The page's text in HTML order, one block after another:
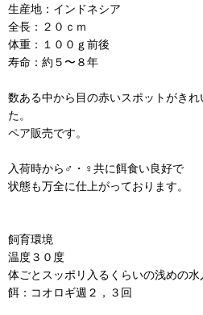
生産地：インドネシア
全長：２０ｃｍ
体重：１００ｇ前後
寿命：約５〜８年
数ある中から目の赤いスポットがき
た。
ペア販売です。
入荷時から♂・♀共に餌食い良好で
状態も万全に仕上がっております。
飼育環境
温度３０度
体ごとスッポリ入るくらいの浅めの水
餌：コオロギ週２，３回